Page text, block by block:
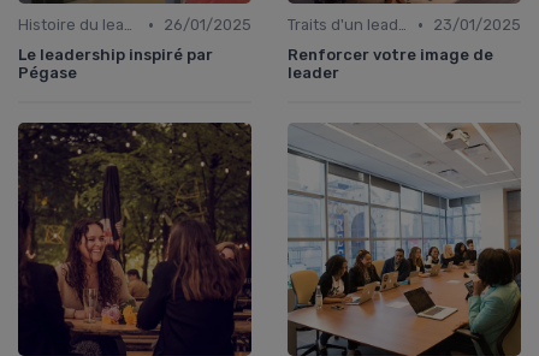
Histoire du leadership •
26/01/2025
Le leadership inspiré par
Pégase
Traits d'un leader efficace •
23/01/2025
Renforcer votre image de
leader